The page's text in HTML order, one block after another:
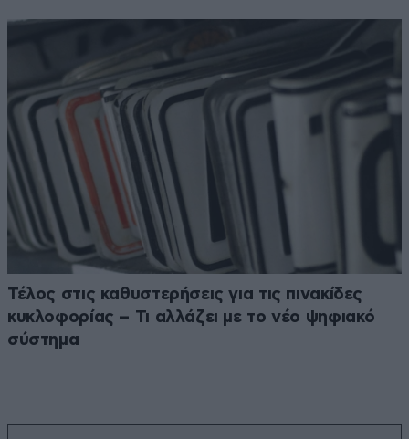
Τέλος στις καθυστερήσεις για τις πινακίδες
κυκλοφορίας – Τι αλλάζει με το νέο ψηφιακό
σύστημα